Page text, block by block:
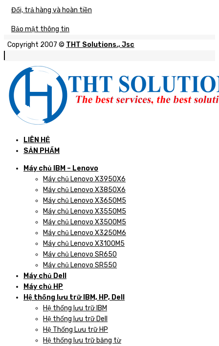
Đổi, trả hàng và hoàn tiền
Bảo mật thông tin
Copyright 2007 © THT Solutions., Jsc
LIÊN HỆ
SẢN PHẨM
Máy chủ IBM – Lenovo
Máy chủ Lenovo X3950X6
Máy chủ Lenovo X3850X6
Máy chủ Lenovo X3650M5
Máy chủ Lenovo X3550M5
Máy chủ Lenovo X3500M5
Máy chủ Lenovo X3250M6
Máy chủ Lenovo X3100M5
Máy chủ Lenovo SR650
Máy chủ Lenovo SR550
Máy chủ Dell
Máy chủ HP
Hệ thống lưu trữ IBM, HP, Dell
Hệ thống lưu trữ IBM
Hệ thống lưu trữ Dell
Hệ Thống Lưu trữ HP
Hệ thống lưu trữ băng từ